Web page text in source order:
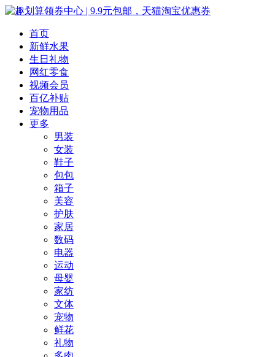
首页
新鲜水果
生日礼物
网红零食
视频会员
百亿补贴
宠物用品
更多
男装
女装
鞋子
包包
箱子
美容
护肤
家居
数码
电器
运动
母婴
家纺
文体
宠物
鲜花
礼物